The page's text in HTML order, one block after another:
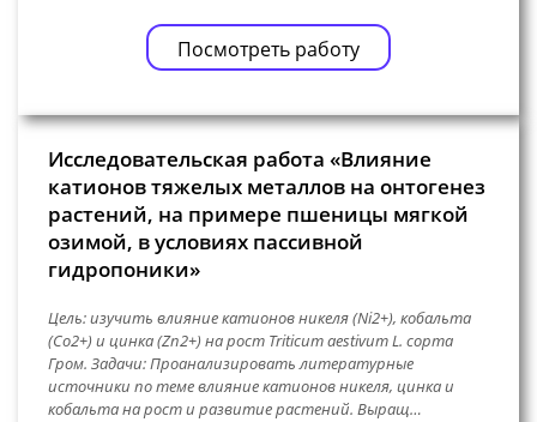
Посмотреть работу
Исследовательская работа «Влияние
катионов тяжелых металлов на онтогенез
растений, на примере пшеницы мягкой
озимой, в условиях пассивной
гидропоники»
Цель: изучить влияние катионов никеля (Ni2+), кобальта
(Co2+) и цинка (Zn2+) на рост Triticum aestivum L. сорта
Гром. Задачи: Проанализировать литературные
источники по теме влияние катионов никеля, цинка и
кобальта на рост и развитие растений. Выращ…